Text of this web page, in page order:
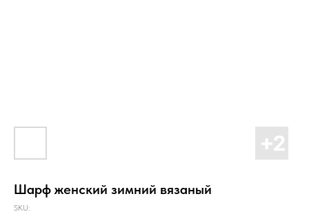
Шарф женский зимний вязаный
SKU: